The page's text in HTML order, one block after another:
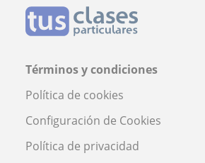
Términos y condiciones
Política de cookies
Configuración de Cookies
Política de privacidad